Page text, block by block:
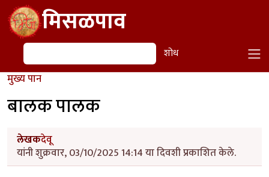
Skip to main contentमिसळपाव
शोध शोध
मुख्य पान
बालक पालक
लेखकदेवू
यांनी शुक्रवार, 03/10/2025 14:14 या दिवशी प्रकाशित केले.